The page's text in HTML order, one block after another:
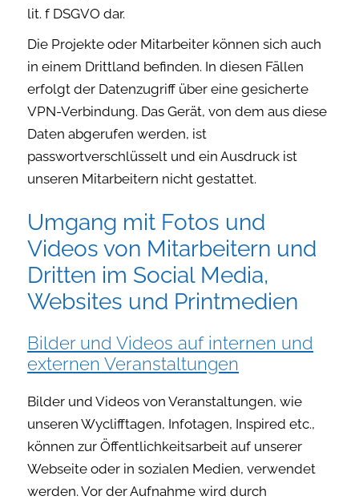
lit. f DSGVO dar.
Die Projekte oder Mitarbeiter können sich auch
in einem Drittland befinden. In diesen Fällen
erfolgt der Datenzugriff über eine gesicherte
VPN-Verbindung. Das Gerät, von dem aus diese
Daten abgerufen werden, ist
passwortverschlüsselt und ein Ausdruck ist
unseren Mitarbeitern nicht gestattet.
Umgang mit Fotos und
Videos von Mitarbeitern und
Dritten im Social Media,
Websites und Printmedien
Bilder und Videos auf internen und
externen Veranstaltungen
Bilder und Videos von Veranstaltungen, wie
unseren Wyclifftagen, Infotagen, Inspired etc.,
können zur Öffentlichkeitsarbeit auf unserer
Webseite oder in sozialen Medien, verwendet
werden. Vor der Aufnahme wird durch